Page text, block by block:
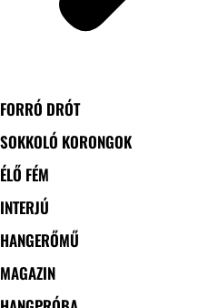
FORRÓ DRÓT
SOKKOLÓ KORONGOK
ÉLŐ FÉM
INTERJÚ
HANGERŐMŰ
MAGAZIN